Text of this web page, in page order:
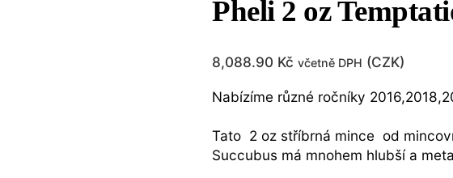
Pheli 2 oz
8,088.90 Kč včetně DPH (CZK)
Nabízíme různé ročníky
Tato 2 oz stříbrná mince od
Succubus má mnohem hlubší a